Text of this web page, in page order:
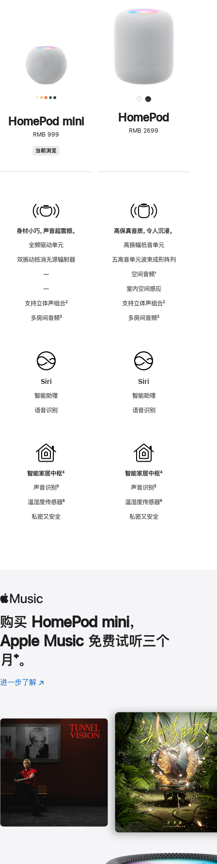
HomePod mini
RMB 999
当前浏览
身材小巧，声音超震撼。
全频驱动单元
双振动抵消无源辐射器
—
—
支持立体声组合脚
²
多房间音频脚
³
Siri
智能助理
语音识别
智能家居中枢脚
⁴
声音识别脚
⁵
温湿度传感器脚
⁶
私密又安全
步
了
解
HomePod<
HomePod
RMB 2699
高保真音质，令人沉浸。
高振幅低音单元
五高音单元波束成形阵列
空间音频脚
¹
室内空间感应
支持立体声组合脚
²
多房间音频脚
³
Siri
智能助理
语音识别
智能家居中枢脚
⁴
声音识别脚
⁵
温湿度传感器脚
⁶
私密又安全
购买 HomePod mini，
Apple Music 免费试听三个
月 脚
注
⁺。
进一步了解 Apple
(在
口
中
打
开)